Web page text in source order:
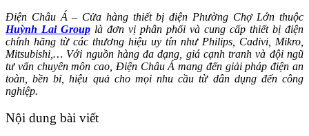
Điện Châu Á – Cửa hàng thiết bị điện Phường Chợ Lớn thuộc
Huỳnh Lai Group là đơn vị phân phối và cung cấp thiết bị điện
chính hãng từ các thương hiệu uy tín như Philips, Cadivi, Mikro,
Mitsubishi,… Với nguồn hàng đa dạng, giá cạnh tranh và đội ngũ
tư vấn chuyên môn cao, Điện Châu Á mang đến giải pháp điện an
toàn, bền bỉ, hiệu quả cho mọi nhu cầu từ dân dụng đến công
nghiệp.
Nội dung bài viết